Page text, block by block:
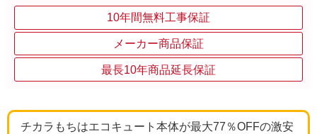
10年間無料工事保証
メーカー商品保証
最長10年商品延長保証
チカラもちはエコキュート本体が最大77％OFFの激安